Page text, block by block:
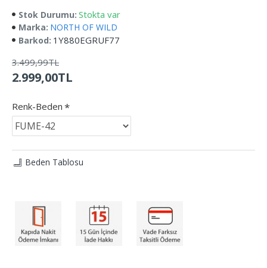
Stok Durumu: Stokta var
Marka: NORTH OF WILD
Barkod: 1Y880EGRUF77
2.999,00TL
3.499,99TL
Renk-Beden
Beden Tablosu